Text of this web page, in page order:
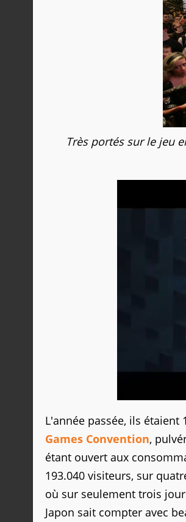
Très portés sur le jeu
L'année passée, ils
Games Convention,
étant ouvert aux
193.040 visiteurs, sur
où sur seulement trois
Japon sait compter avec